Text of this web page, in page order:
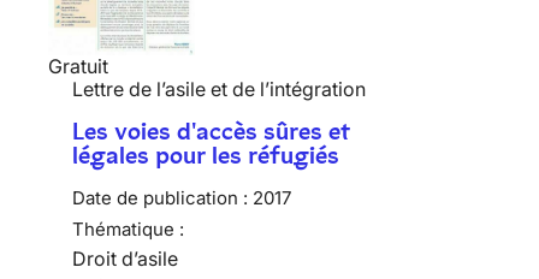
Gratuit
Lettre de l’asile et de l’intégration
Les voies d'accès sûres et
légales pour les réfugiés
Date de publication : 2017
Thématique :
Droit d’asile